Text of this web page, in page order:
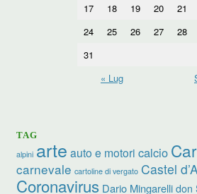
17
18 19 20 21
24
25 26 27 28
31
« Lug
TAG
alpini arte auto e motori calcio
carnevale cartoline di vergato Castel
Coronavirus Dario Mingarelli don